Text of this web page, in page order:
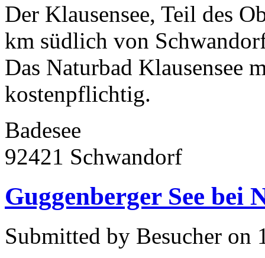
Der Klausensee, Teil des
km südlich von
Das Naturbad Klausensee
kostenpflichtig.
Badesee
92421 Schwandorf
Guggenberger See bei
Submitted by Besucher on